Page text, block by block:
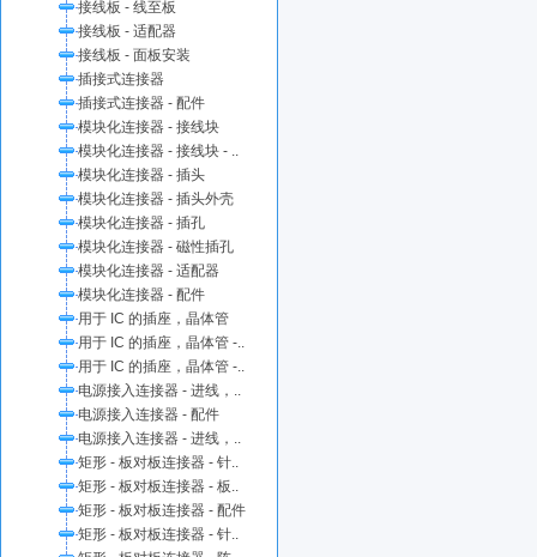
接线板 - 线至板
接线板 - 适配器
接线板 - 面板安装
插接式连接器
插接式连接器 - 配件
模块化连接器 - 接线块
模块化连接器 - 接线块 - ..
模块化连接器 - 插头
模块化连接器 - 插头外壳
模块化连接器 - 插孔
模块化连接器 - 磁性插孔
模块化连接器 - 适配器
模块化连接器 - 配件
用于 IC 的插座，晶体管
用于 IC 的插座，晶体管 -..
用于 IC 的插座，晶体管 -..
电源接入连接器 - 进线，..
电源接入连接器 - 配件
电源接入连接器 - 进线，..
矩形 - 板对板连接器 - 针..
矩形 - 板对板连接器 - 板..
矩形 - 板对板连接器 - 配件
矩形 - 板对板连接器 - 针..